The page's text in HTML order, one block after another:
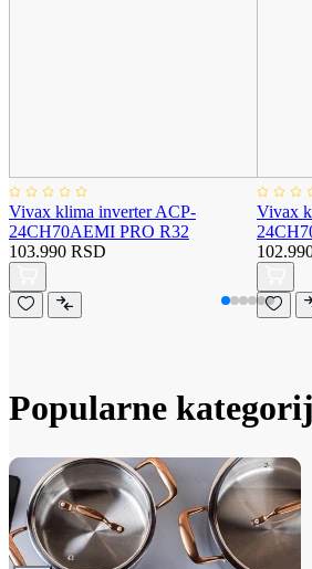
Vivax klima inverter ACP-
24CH70AEMI PRO R32
103.990 RSD
Vivax
Popularne